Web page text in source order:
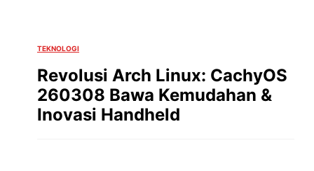
TEKNOLOGI
Revolusi Arch Linux: CachyOS
260308 Bawa Kemudahan &
Inovasi Handheld